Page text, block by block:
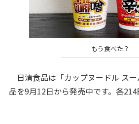
もう食べた？
日清食品は「カップヌードル ス
品を9月12日から発売中です。各214